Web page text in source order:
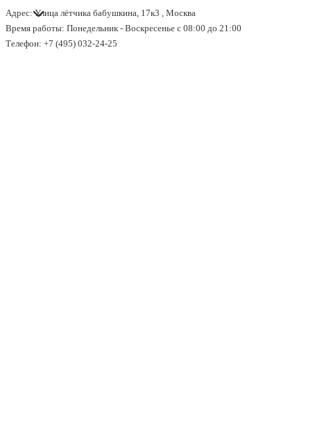
↓
Перейти
Адрес: Улица лётчика бабушкина, 17к3 , Москва
Время работы: Понедельник - Воскресенье с 08:00 до 21:00
Телефон: +7 (495) 032-24-25